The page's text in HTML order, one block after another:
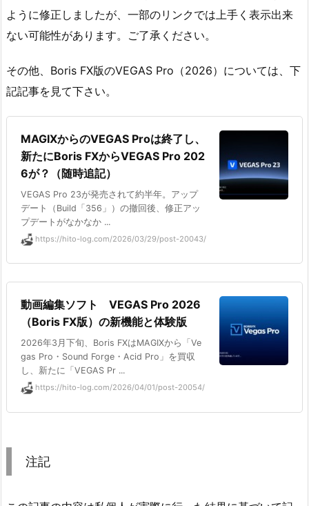
ように修正しましたが、一部のリンクでは上手く表示出来
ない可能性があります。ご了承ください。
その他、Boris FX版のVEGAS Pro（2026）については、下
記記事を見て下さい。
MAGIXからのVEGAS Proは終了し、
新たにBoris FXからVEGAS Pro 202
6が？（随時追記）
VEGAS Pro 23が発売されて約半年。アップ
デート（Build「356」）の撤回後、修正アッ
プデートがなかなか ...
https://hito-log.com/2026/03/29/post-20043/
動画編集ソフト VEGAS Pro 2026
（Boris FX版）の新機能と体験版
2026年3月下旬、Boris FXはMAGIXから「Ve
gas Pro・Sound Forge・Acid Pro」を買収
し、新たに「VEGAS Pr ...
https://hito-log.com/2026/04/01/post-20054/
注記